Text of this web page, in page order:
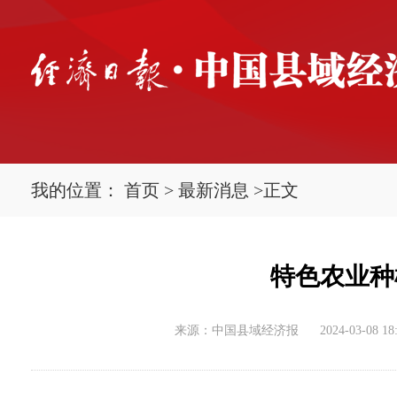
我的位置： 首页 > 最新消息 >正文
特色农业
来源：中国县域经济报 2024-03-08